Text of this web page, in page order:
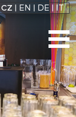
CZ EN DE|IT